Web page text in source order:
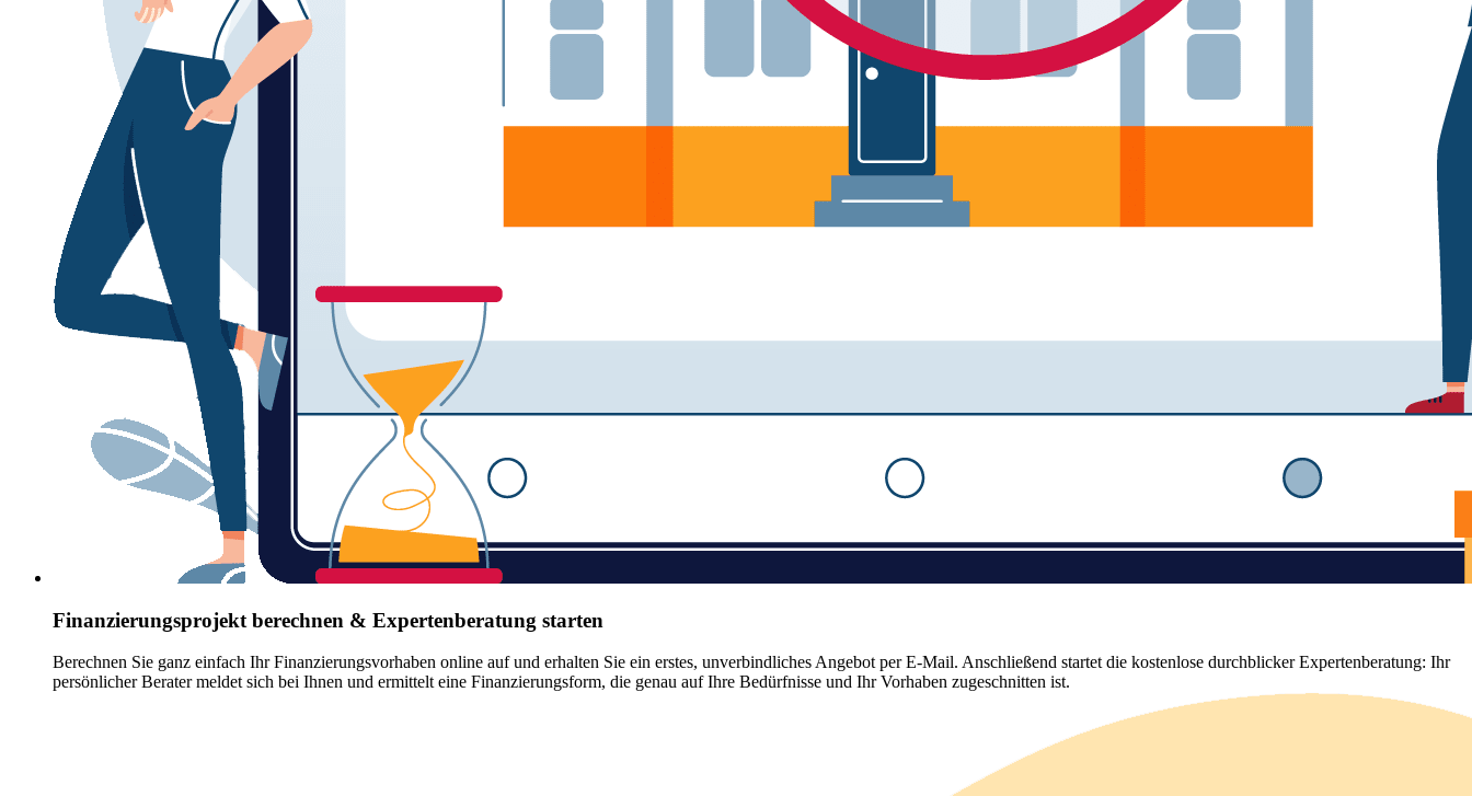
Finanzierungsprojekt berechnen & Expertenberatung starten
Berechnen Sie ganz einfach Ihr Finanzierungsvorhaben online auf und erhalten Sie ein erstes, unverbindliches Angebot per E-Mail. Anschließend startet die kostenlose durchblicker Expertenberatung: Ihr
persönlicher Berater meldet sich bei Ihnen und ermittelt eine Finanzierungsform, die genau auf Ihre Bedürfnisse und Ihr Vorhaben zugeschnitten ist.